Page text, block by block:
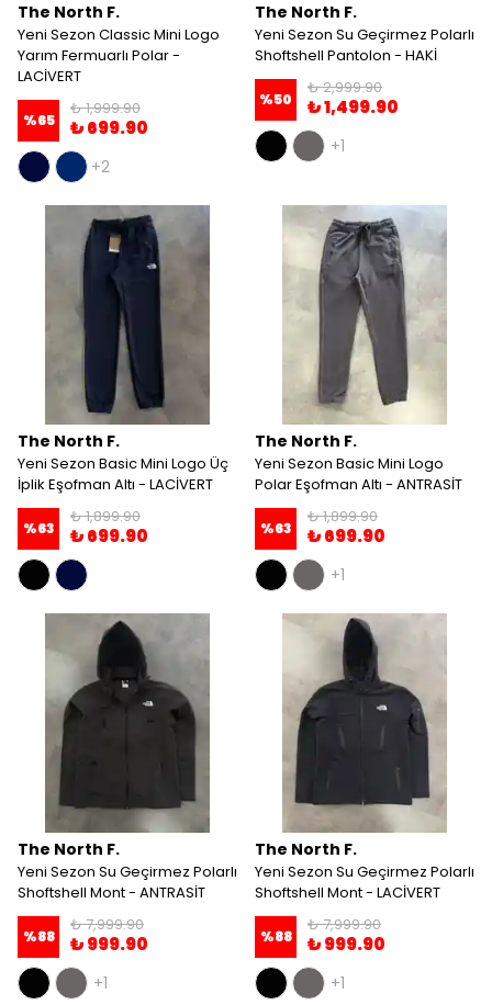
The North F.
Yeni Sezon Classic Mini Logo
Yarım Fermuarlı Polar -
LACİVERT
%65
₺ 1,999.90
₺ 699.90
+2
The North F.
Yeni Sezon Su Geçirmez Polarlı
Shoftshell Pantolon - HAKİ
%50
₺ 2,999.90
₺ 1,499.90
+1
The North F.
Yeni Sezon Basic Mini Logo Üç
İplik Eşofman Altı - LACİVERT
%63
₺ 1,899.90
₺ 699.90
The North F.
Yeni Sezon Basic Mini Logo
Polar Eşofman Altı - ANTRASİT
%63
₺ 1,899.90
₺ 699.90
+1
The North F.
Yeni Sezon Su Geçirmez Polarlı
Shoftshell Mont - ANTRASİT
%88
₺ 7,999.90
₺ 999.90
+1
The North F.
Yeni Sezon Su Geçirmez Polarlı
Shoftshell Mont - LACİVERT
%88
₺ 7,999.90
₺ 999.90
+1